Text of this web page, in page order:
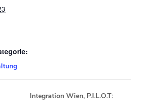
Integration Wien, P.I.L.O.T: